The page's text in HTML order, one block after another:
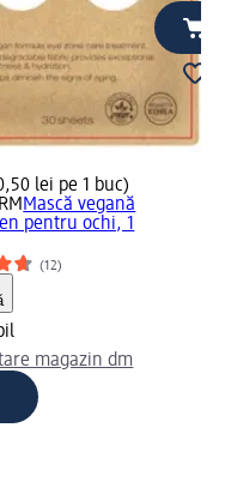
lei pe 1 buc)
Mască vegană
pentru ochi, 1
(12)
magazin dm